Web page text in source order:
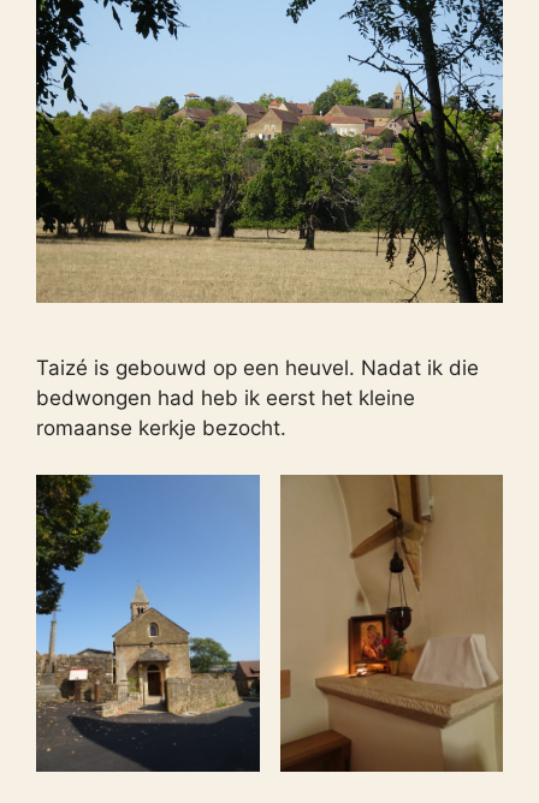
Taizé is gebouwd op een heuvel. Nadat ik die
bedwongen had heb ik eerst het kleine
romaanse kerkje bezocht.